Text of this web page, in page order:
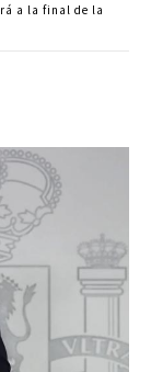
a la final de la